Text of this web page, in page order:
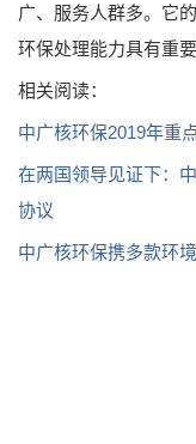
广、服务人群多。它
环保处理能力具有重要
相关阅读：
中广核环保2019年重
在两国领导见证下：
协议
中广核环保携多款环